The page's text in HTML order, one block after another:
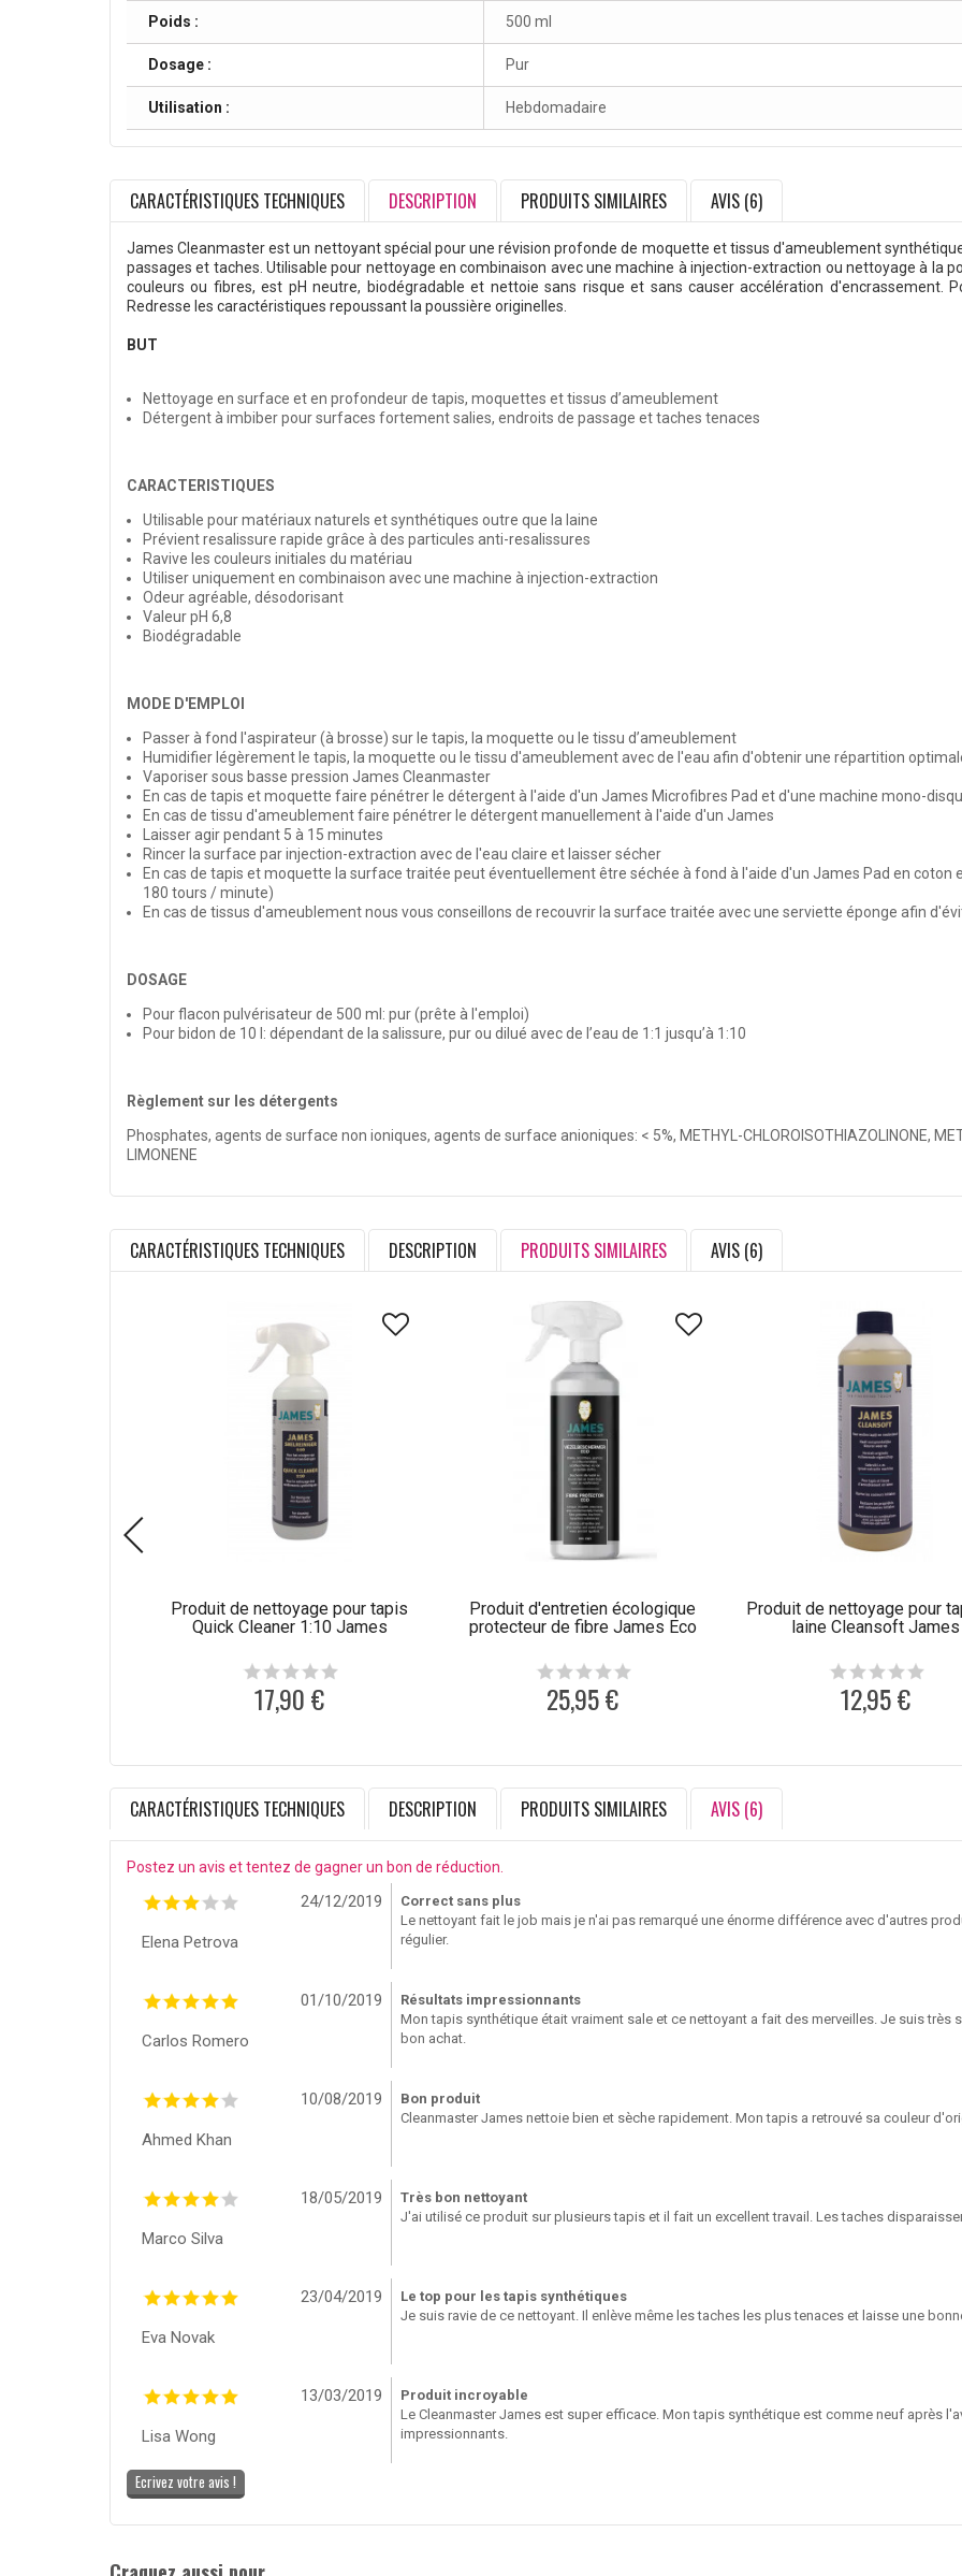
Poids : 500 ml
Dosage : Pur
Utilisation : Hebdomadaire
CARACTÉRISTIQUES TECHNIQUES DESCRIPTION PRODUITS SIMILAIRES AVIS (6)
James Cleanmaster est un nettoyant spécial pour une révision profonde de moquette et tissus d'ameublement
passages et taches. Utilisable pour nettoyage en combinaison avec une machine à injection-extraction ou nettoyage à la
couleurs ou fibres, est pH neutre, biodégradable et nettoie sans risque et sans causer accélération d'encrassement.
Redresse les caractéristiques repoussant la poussière originelles.
BUT
Nettoyage en surface et en profondeur de tapis, moquettes et tissus d’ameublement
Détergent à imbiber pour surfaces fortement salies, endroits de passage et taches tenaces
CARACTERISTIQUES
Utilisable pour matériaux naturels et synthétiques outre que la laine
Prévient resalissure rapide grâce à des particules anti-resalissures
Ravive les couleurs initiales du matériau
Utiliser uniquement en combinaison avec une machine à injection-extraction
Odeur agréable, désodorisant
Valeur pH 6,8
Biodégradable
MODE D'EMPLOI
Passer à fond l'aspirateur (à brosse) sur le tapis, la moquette ou le tissu d’ameublement
Humidifier légèrement le tapis, la moquette ou le tissu d'ameublement avec de l'eau afin d'obtenir une répartition
Vaporiser sous basse pression James Cleanmaster
En cas de tapis et moquette faire pénétrer le détergent à l'aide d'un James Microfibres Pad et d'une machine mono-
En cas de tissu d'ameublement faire pénétrer le détergent manuellement à l'aide d'un James
Laisser agir pendant 5 à 15 minutes
Rincer la surface par injection-extraction avec de l'eau claire et laisser sécher
En cas de tapis et moquette la surface traitée peut éventuellement être séchée à fond à l'aide d'un James Pad en
180 tours / minute)
En cas de tissus d'ameublement nous vous conseillons de recouvrir la surface traitée avec une serviette éponge afin
DOSAGE
Pour flacon pulvérisateur de 500 ml: pur (prête à l'emploi)
Pour bidon de 10 l: dépendant de la salissure, pur ou dilué avec de l’eau de 1:1 jusqu’à 1:10
Règlement sur les détergents
Phosphates, agents de surface non ioniques, agents de surface anioniques: < 5%, METHYL-CHLOROISOTHIAZOLINONE,
LIMONENE
CARACTÉRISTIQUES TECHNIQUES DESCRIPTION PRODUITS SIMILAIRES AVIS (6)
Produit de nettoyage pour tapis
Quick Cleaner 1:10 James
17,90 €
Produit d'entretien écologique
protecteur de fibre James Eco
25,95 €
Produit de nettoyage pour
laine Cleansoft James
12,95 €
CARACTÉRISTIQUES TECHNIQUES DESCRIPTION PRODUITS SIMILAIRES AVIS (6)
Postez un avis et tentez de gagner un bon de réduction.
24/12/2019
Elena Petrova
Correct sans plus
Le nettoyant fait le job mais je n'ai pas remarqué une énorme différence avec d'autres
régulier.
01/10/2019
Carlos Romero
Résultats impressionnants
Mon tapis synthétique était vraiment sale et ce nettoyant a fait des merveilles. Je suis très
bon achat.
10/08/2019
Ahmed Khan
Bon produit
Cleanmaster James nettoie bien et sèche rapidement. Mon tapis a retrouvé sa couleur
18/05/2019
Marco Silva
Très bon nettoyant
J'ai utilisé ce produit sur plusieurs tapis et il fait un excellent travail. Les taches
23/04/2019
Eva Novak
Le top pour les tapis synthétiques
Je suis ravie de ce nettoyant. Il enlève même les taches les plus tenaces et laisse une
13/03/2019
Lisa Wong
Produit incroyable
Le Cleanmaster James est super efficace. Mon tapis synthétique est comme neuf après
impressionnants.
Ecrivez votre avis !